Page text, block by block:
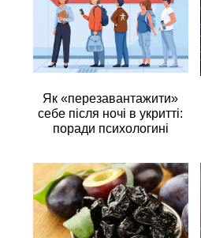
Як «перезавантажити»
себе після ночі в укритті:
поради психологині